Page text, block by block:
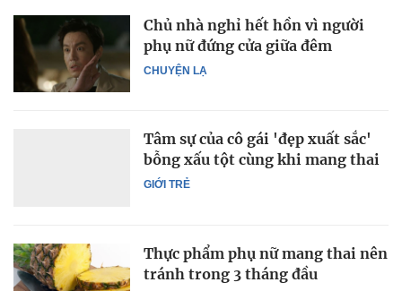
CHUYỆN LẠ
Chủ nhà nghỉ hết hồn vì người
phụ nữ đứng cửa giữa đêm
GIỚI TRẺ
Tâm sự của cô gái 'đẹp xuất sắc'
bỗng xấu tột cùng khi mang thai
Thực phẩm phụ nữ mang thai nên
tránh trong 3 tháng đầu